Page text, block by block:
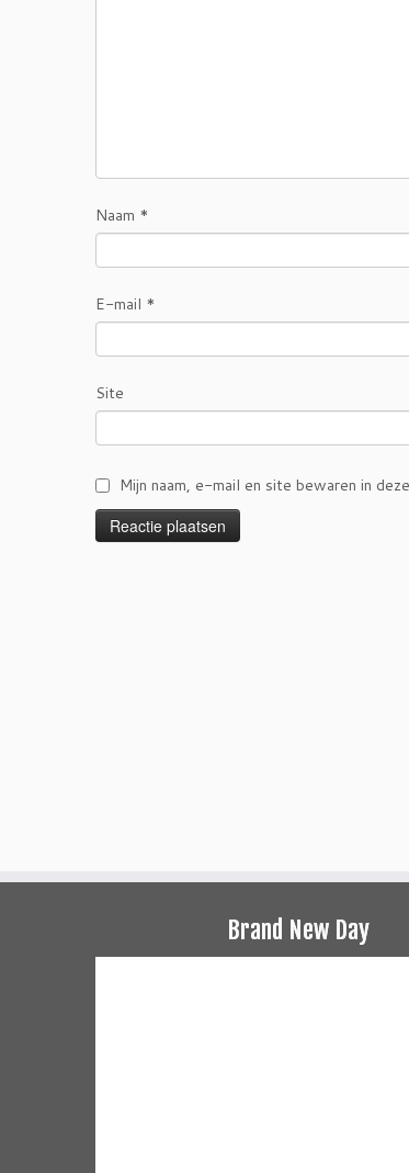
Naam *
E-mail *
Site
Mijn naam, e-mail en site bewaren in
Brand New Day